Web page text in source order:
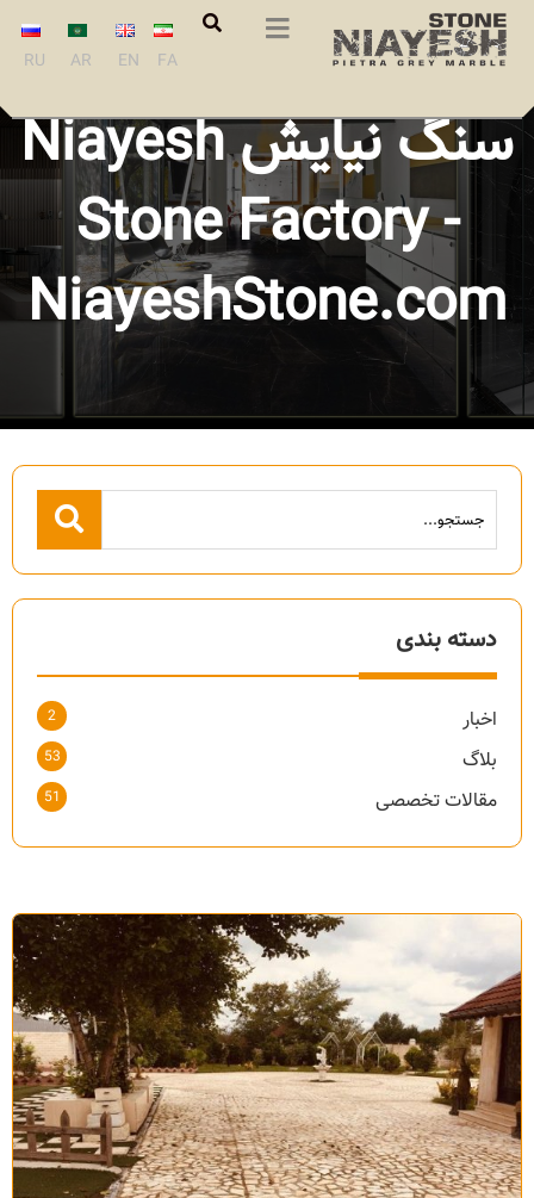
FA
EN
AR
RU2021-03-02 - صنایع
سنگ نیایش Niayesh
Stone Factory -
NiayeshStone.com
دسته بندی
اخبار 2
بلاگ 53
مقالات تخصصی 51